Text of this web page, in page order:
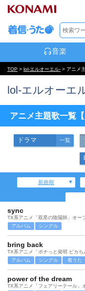
音楽
TOP > lol-エルオーエル- > アニメ
lol-エルオーエ
アニメ主題歌一覧【
ドラマ 一覧
新曲順
sync
TX系アニメ「双星の陰陽師」オー
アルバム
シングル
bring back
TX系アニメ「ポチっと発明 ピカ
アルバム
シングル 着うた
power of the dream
TX系アニメ「フェアリーテール」